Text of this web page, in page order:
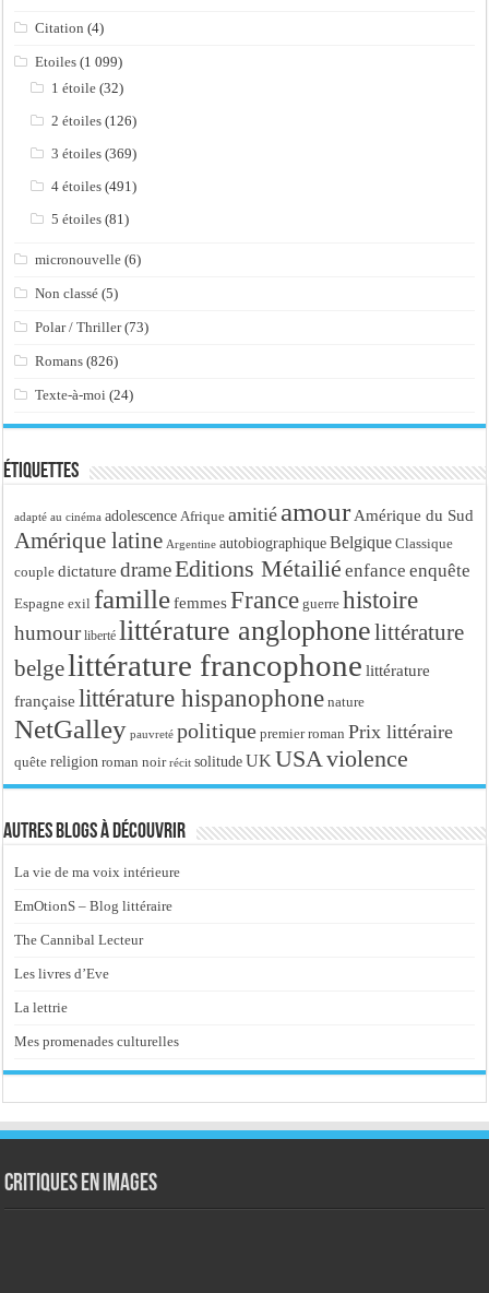
Citation (4)
Etoiles (1 099)
1 étoile (32)
2 étoiles (126)
3 étoiles (369)
4 étoiles (491)
5 étoiles (81)
micronouvelle (6)
Non classé (5)
Polar / Thriller(73)
Romans (826)
Texte-à-moi (24)
Étiquettes
adapté au cinéma adolescence Afrique amitié amour Amérique du Sud
Amérique latine Argentine autobiographique Belgique Classique
couple dictature drameEditions Métailié enfance enquête
Espagne exil famille femmes France guerre histoire
humour liberté littérature anglophonelittérature
belgelittérature francophone littérature
française littérature hispanophone nature
NetGalley pauvreté politique premier roman Prix littéraire
quête religion roman noir récit solitude UK USAviolence
Autres blogs à découvrir
La vie de ma voix intérieure
EmOtionS – Blog littéraire
The Cannibal Lecteur
Les livres d’Eve
La lettrie
Mes promenades culturelles
Critiques en images